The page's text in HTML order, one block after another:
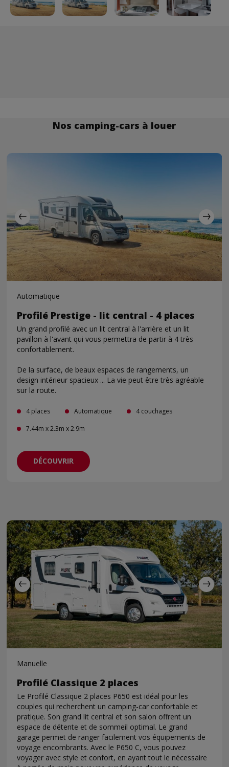
Nos camping-cars à louer
Automatique
Profilé Prestige - lit central - 4 places
Un grand profilé avec un lit central à l'arrière et un lit
pavillon à l'avant qui vous permettra de partir à 4 très
confortablement.
De la surface, de beaux espaces de rangements, un
design intérieur spacieux ... La vie peut être très agréable
sur la route.
4 places Automatique
4 couchages
7.44m x 2.3m x 2.9m
DÉCOUVRIR
Manuelle
Profilé Classique 2 places
Le Profilé Classique 2 places P650 est idéal pour les
couples qui recherchent un camping-car confortable et
pratique. Son grand lit central et son salon offrent un
espace de détente et de sommeil optimal. Le grand
garage permet de ranger facilement vos équipements de
voyage encombrants. Avec le P650 C, vous pouvez
voyager avec style et confort, en ayant tout le nécessaire